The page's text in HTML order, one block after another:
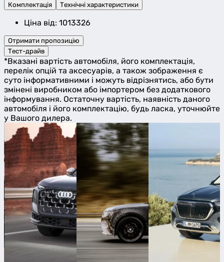
Комплектація Технічні характеристики
Ціна від: 1013326
Отримати пропозицію
Тест-драйв
*Вказані вартість автомобіля, його комплектація,
перелік опцій та аксесуарів, а також зображення є
суто інформативними і можуть відрізнятись, або бути
змінені виробником або імпортером без додаткового
інформування. Остаточну вартість, наявність даного
автомобіля і його комплектацію, будь ласка, уточнюйте
у Вашого дилера.